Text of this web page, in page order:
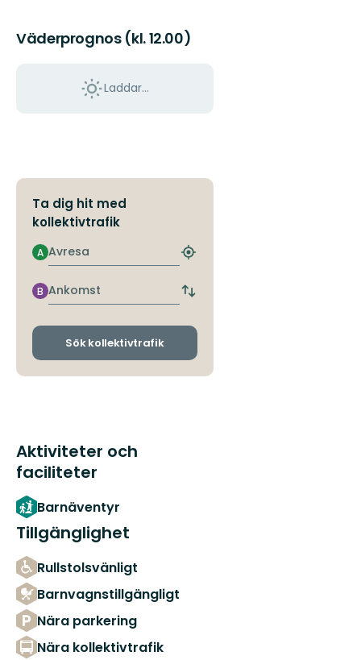
Väderprognos (kl. 12.00)
Laddar...
Ta dig hit med
kollektivtrafik
Avresa
A
Hitta
hållplats
Ankomst
B
Byt
och
Sök kollektivtrafik
Aktiviteter och
faciliteter
Barnäventyr
Tillgänglighet
Rullstolsvänligt
Barnvagnstillgängligt
Nära parkering
Nära kollektivtrafik